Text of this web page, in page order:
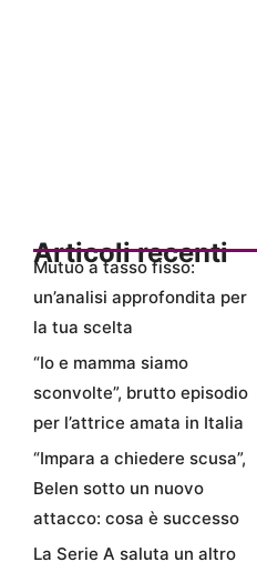
Articoli recenti
Mutuo a tasso fisso:
un’analisi approfondita per
la tua scelta
“Io e mamma siamo
sconvolte”, brutto episodio
per l’attrice amata in Italia
“Impara a chiedere scusa”,
Belen sotto un nuovo
attacco: cosa è successo
La Serie A saluta un altro